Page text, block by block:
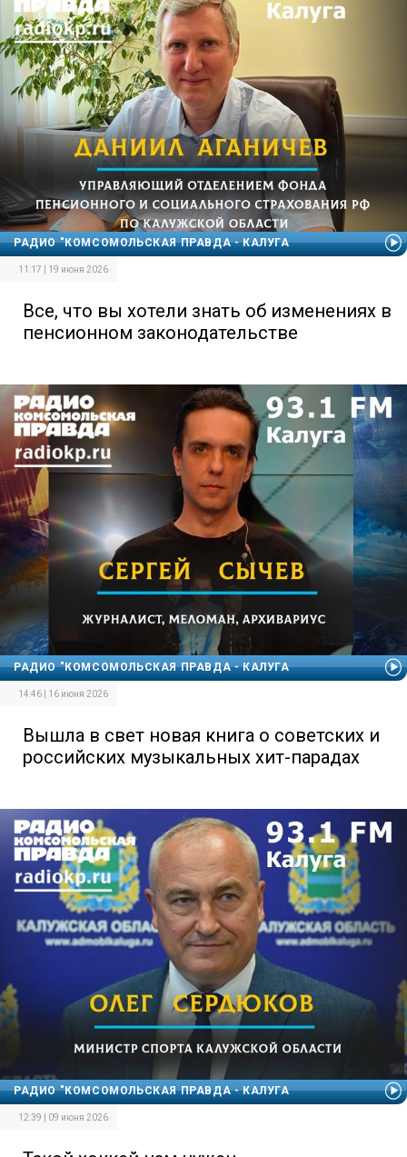
РАДИО "КОМСОМОЛЬСКАЯ ПРАВДА - КАЛУГА
11:17 | 19 июня 2026
Все, что вы хотели знать об изменениях в
пенсионном законодательстве
РАДИО "КОМСОМОЛЬСКАЯ ПРАВДА - КАЛУГА
14:46 | 16 июня 2026
Вышла в свет новая книга о советских и
российских музыкальных хит-парадах
РАДИО "КОМСОМОЛЬСКАЯ ПРАВДА - КАЛУГА
12:39 | 09 июня 2026